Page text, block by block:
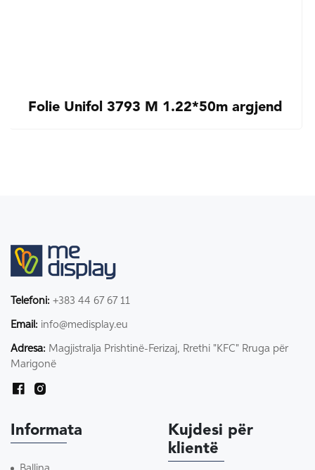
Folie Unifol 3793 M 1.22*50m argjend
Telefoni: +383 44 67 67 11
Email: info@medisplay.eu
Adresa: Magjistralja Prishtinë-Ferizaj, Rrethi "KFC" Rruga për
Marigonë
Informata
Kujdesi për
klientë